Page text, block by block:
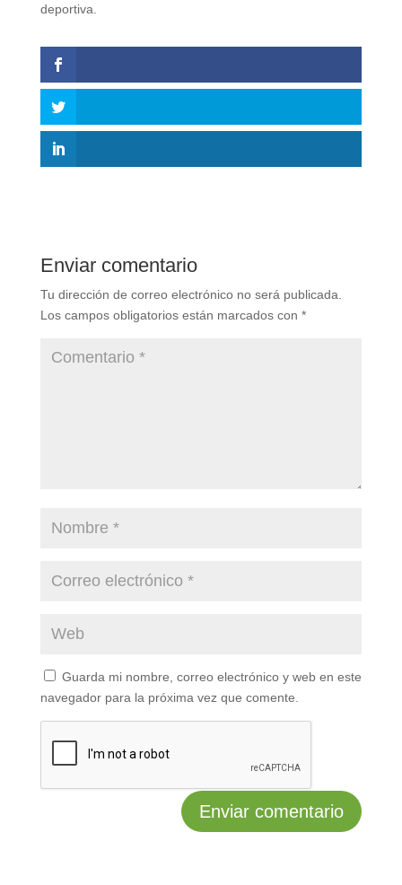
deportiva.
Enviar comentario
Tu dirección de correo electrónico no será publicada.
Los campos obligatorios están marcados con *
Guarda mi nombre, correo electrónico y web en este
navegador para la próxima vez que comente.